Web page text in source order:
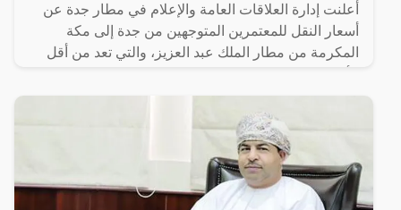
أعلنت إدارة العلاقات العامة والإعلام في مطار جدة عن
أسعار النقل للمعتمرين المتوجهين من جدة إلى مكة
المكرمة من مطار الملك عبد العزيز، والتي تعد من أقل